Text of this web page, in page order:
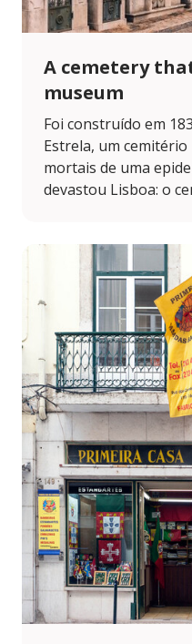
A cemetery
museum
Foi construído em
Estrela, um
mortais de uma
devastou Lisboa: o